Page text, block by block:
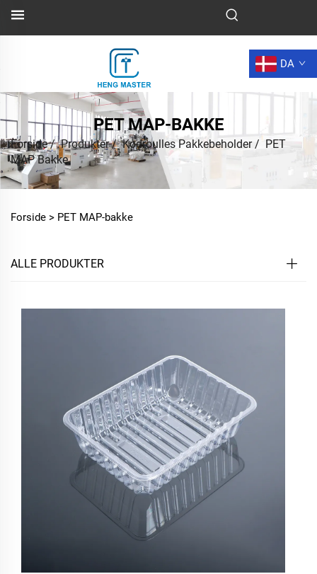
DA
PET MAP-BAKKE
Forside/Produkter/Kødroulles Pakkebeholder/ PET
MAP Bakke
Forside > PET MAP-bakke
ALLE PRODUKTER